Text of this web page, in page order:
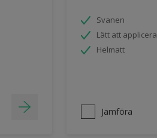
Svanen
Lätt att applicera
Helmatt
Jämföra